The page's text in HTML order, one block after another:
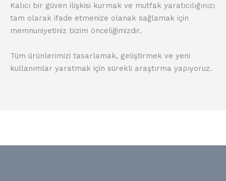
Kalıcı bir güven ilişkisi kurmak ve mutfak yaratıcılığınızı
tam olarak ifade etmenize olanak sağlamak için
memnuniyetiniz bizim önceliğimizdir.
Tüm ürünlerimizi tasarlamak, geliştirmek ve yeni
kullanımlar yaratmak için sürekli araştırma yapıyoruz.